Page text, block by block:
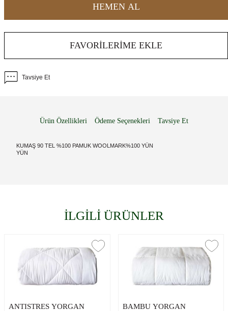
HEMEN AL
FAVORILERIME EKLE
Tavsiye Et
Ürün Özellikleri Ödeme Seçenekleri Tavsiye Et
KUMAŞ 90 TEL %100 PAMUK WOOLMARK%100 YÜN
YÜN
İLGİLİ ÜRÜNLER
ANTISTRES YORGAN
BAMBU YORGAN